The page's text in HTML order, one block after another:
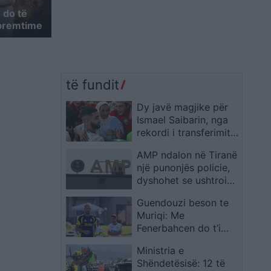
do të
të fundit
Dy javë magjike për
Ismael Saibarin, nga
rekordi i transferimit
protagonisti i Marokut
AMP ndalon në Tiranë
një punonjës policie,
dyshohet se ushtroi
mitur
Guendouzi beson te
Muriqi: Me
Fenerbahcen do t’i
Ministria e
Shëndetësisë: 12 të